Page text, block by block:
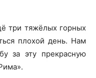
три тяжёлых горных
плохой день. Нам
за эту прекрасную